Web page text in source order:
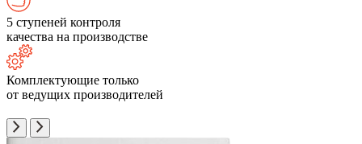
5 ступеней контроля
качества на производстве
Комплектующие только
от ведущих производителей